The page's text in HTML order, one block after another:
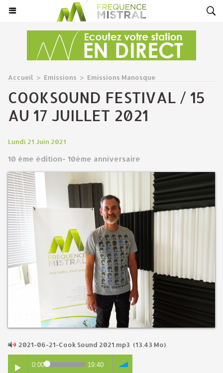
Accueil > Emissions > Emissions Manosque
COOKSOUND FESTIVAL / 15
AU 17 JUILLET 2021
Lundi 21 Juin 2021
10 éme édition- 10éme anniversaire
2021-06-21-Cook Sound 2021.mp3 (13.43 Mo)
0:00 19:40